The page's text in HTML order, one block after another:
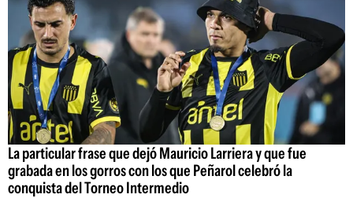
La particular frase que dejó Mauricio Larriera y que fue
grabada en los gorros con los que Peñarol celebró la
conquista del Torneo Intermedio